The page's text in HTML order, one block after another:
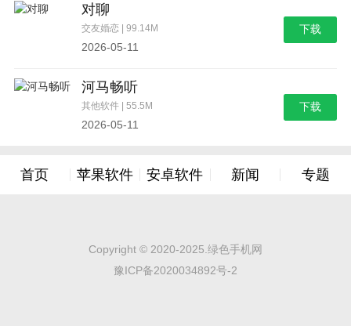
对聊
交友婚恋 | 99.14M
2026-05-11
下载
河马畅听
其他软件 | 55.5M
2026-05-11
下载
首页 苹果软件 安卓软件 新闻 专题
Copyright © 2020-2025.绿色手机网
豫ICP备2020034892号-2